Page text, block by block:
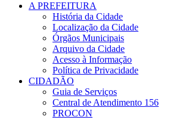
A PREFEITURA
História da Cidade
Localização da Cidade
Órgãos Municipais
Arquivo da Cidade
Acesso à Informação
Política de Privacidade
CIDADÃO
Guia de Serviços
Central de Atendimento 156
PROCON